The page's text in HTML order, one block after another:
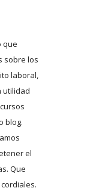
que
sobre los
laboral,
utilidad
blog.
el
Que